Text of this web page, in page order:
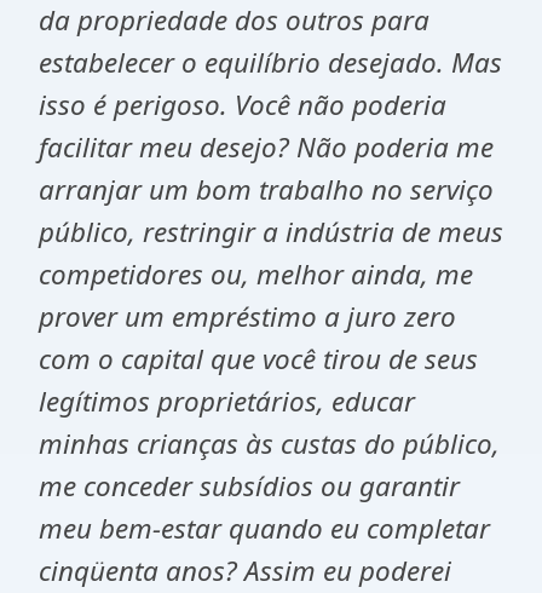
da propriedade dos outros para
estabelecer o equilíbrio desejado. Mas
isso é perigoso. Você não poderia
facilitar meu desejo? Não poderia me
arranjar um bom trabalho no serviço
público, restringir a indústria de meus
competidores ou, melhor ainda, me
prover um empréstimo a juro zero
com o capital que você tirou de seus
legítimos proprietários, educar
minhas crianças às custas do público,
me conceder subsídios ou garantir
meu bem-estar quando eu completar
cinqüenta anos? Assim eu poderei